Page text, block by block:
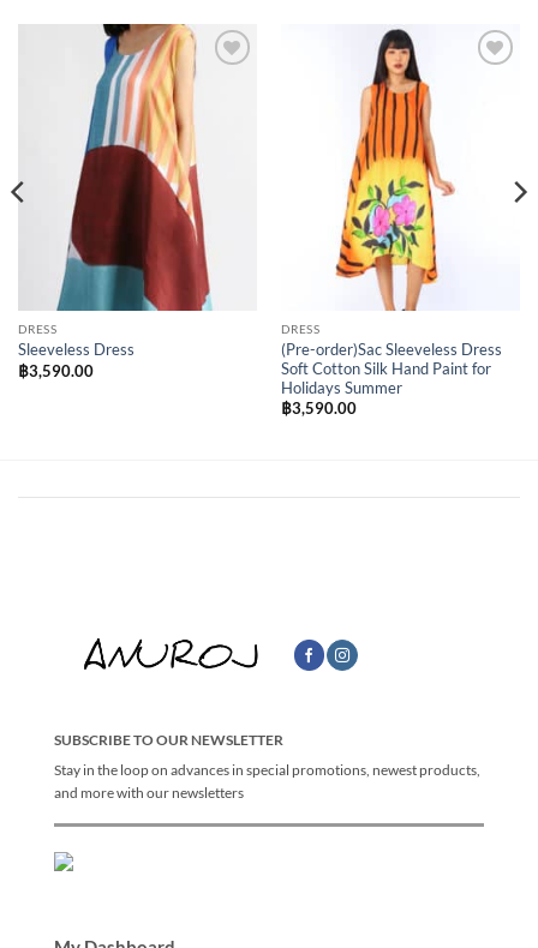
DRESS
Sleeveless Dress
฿3,590.00
DRESS
(Pre-order)Sac Sleeveless Dress
Soft Cotton Silk Hand Paint for
Holidays Summer
฿3,590.00
SUBSCRIBE TO OUR NEWSLETTER
Stay in the loop on advances in special promotions, newest products,
and more with our newsletters